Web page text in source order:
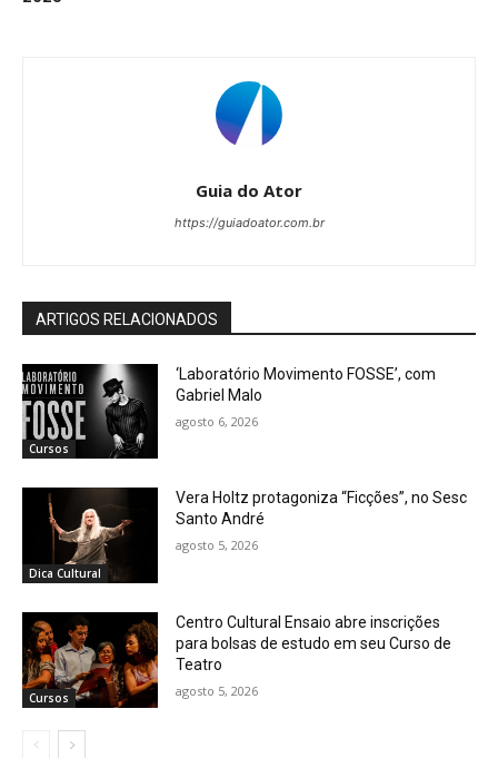
Guia do Ator
https://guiadoator.com.br
ARTIGOS RELACIONADOS
Cursos
‘Laboratório Movimento FOSSE’, com
Gabriel Malo
agosto 6, 2026
Dica Cultural
Vera Holtz protagoniza “Ficções”, no Sesc
Santo André
agosto 5, 2026
Cursos
Centro Cultural Ensaio abre inscrições
para bolsas de estudo em seu Curso de
Teatro
agosto 5, 2026